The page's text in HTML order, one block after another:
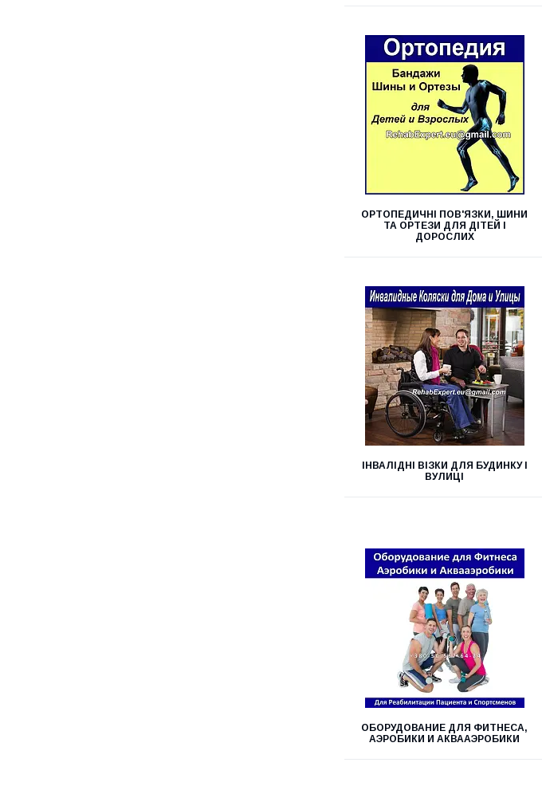
ОРТОПЕДИЧНІ ПОВ'ЯЗКИ, ШИНИ
ТА ОРТЕЗИ ДЛЯ ДІТЕЙ І
ДОРОСЛИХ
ІНВАЛІДНІ ВІЗКИ ДЛЯ БУДИНКУ І
ВУЛИЦІ
ОБОРУДОВАНИЕ ДЛЯ ФИТНЕСА,
АЭРОБИКИ И АКВААЭРОБИКИ